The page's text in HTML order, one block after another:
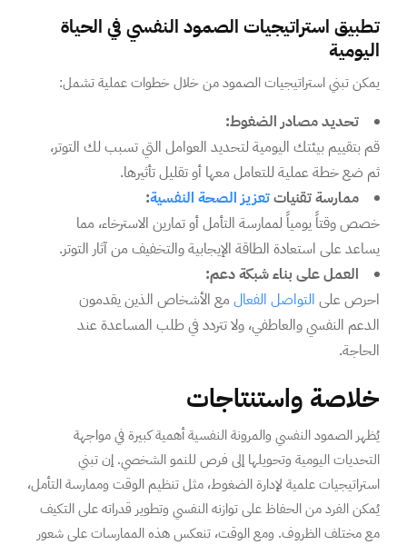
تطبيق استراتيجيات الصمود النفسي في الحياة
اليومية
يمكن تبني استراتيجيات الصمود من خلال خطوات عملية تشمل:
تحديد مصادر الضغوط:
قم بتقييم بيئتك اليومية لتحديد العوامل التي تسبب لك التوتر،
ثم ضع خطة عملية للتعامل معها أو تقليل تأثيرها.
ممارسة تقنياتتعزيز الصحة النفسية:
خصص وقتاً يومياً لممارسة التأمل أو تمارين الاسترخاء، مما
يساعد على استعادة الطاقة الإيجابية والتخفيف من آثار التوتر.
العمل على بناء شبكة دعم:
احرص على التواصل الفعال مع الأشخاص الذين يقدمون
الدعم النفسي والعاطفي، ولا تتردد في طلب المساعدة عند
الحاجة.
خلاصة واستنتاجات
يُظهر الصمود النفسي والمرونة النفسية أهمية كبيرة في مواجهة
التحديات اليومية وتحويلها إلى فرص للنمو الشخصي. إن تبني
استراتيجيات علمية لإدارة الضغوط، مثل تنظيم الوقت وممارسة التأمل،
يُمكن الفرد من الحفاظ على توازنه النفسي وتطوير قدراته على التكيف
مع مختلف الظروف. ومع الوقت، تنعكس هذه الممارسات على شعور